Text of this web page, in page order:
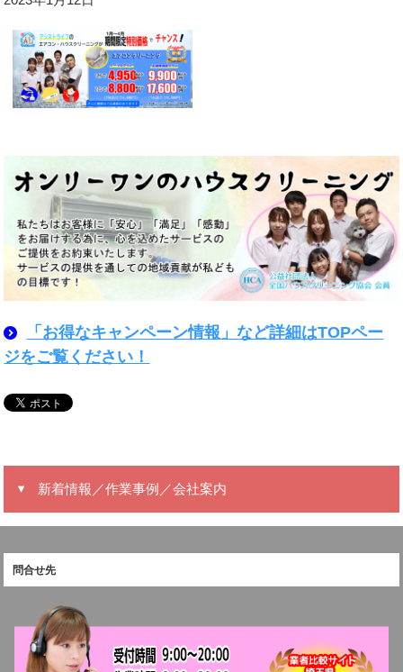
「お得なキャンペーン情報」など詳細はTOPペー
ジをご覧ください！
新着情報／作業事例／会社案内
問合せ先